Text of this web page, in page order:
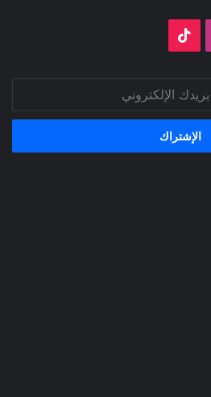
انستقرام